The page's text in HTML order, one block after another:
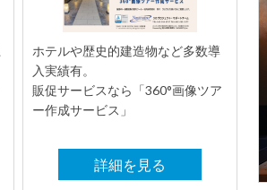
ホテルや歴史的建造物など多数導
入実績有。
販促サービスなら「360°画像ツア
ー作成サービス」
詳細を見る